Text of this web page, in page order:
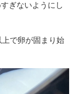
ぎないようにし
で卵が固まり始